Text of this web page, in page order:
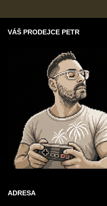
VÁŠ PRODEJCE PETR
ADRESA